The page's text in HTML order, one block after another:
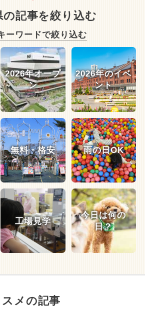
の記事を絞り込む
ーワードで絞り込む
2026年オープ
ン
2026年のイベ
ント
無料・格安 雨の日OK
工場見学
今日は何の
日？
メの記事